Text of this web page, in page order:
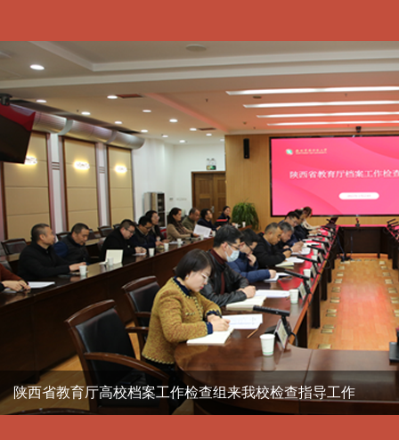
陕西省教育厅高校档案工作检查组来我校检查指导工作